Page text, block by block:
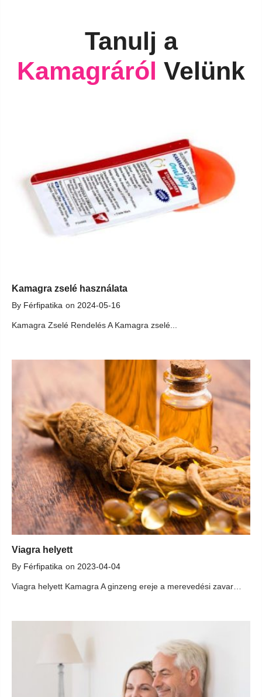
Tanulj a
Kamagráról Velünk
Kamagra zselé használata
By Férfipatika on 2024-05-16
Kamagra Zselé Rendelés A Kamagra zselé...
Viagra helyett
By Férfipatika on 2023-04-04